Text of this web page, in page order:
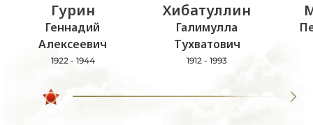
Гурин
Геннадий
Алексеевич
1922 - 1944
Хибатуллин
Галимулла
Тухватович
1912 - 1993